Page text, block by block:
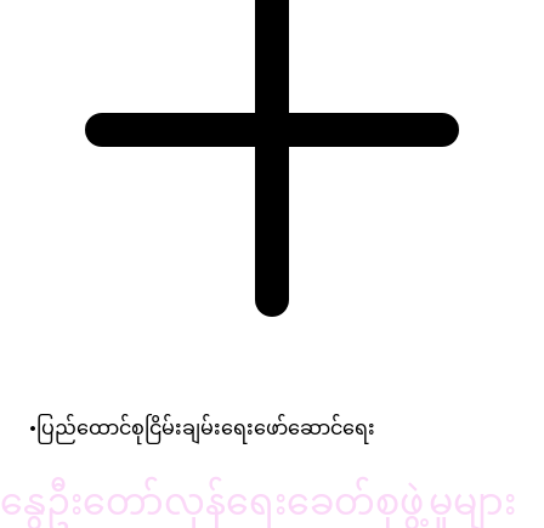
ပြည်ထောင်စုငြိမ်းချမ်းရေးဖော်ဆောင်ရေး
နွေဦးတော်လှန်ရေးခေတ်စုဖွဲ့မှုများ